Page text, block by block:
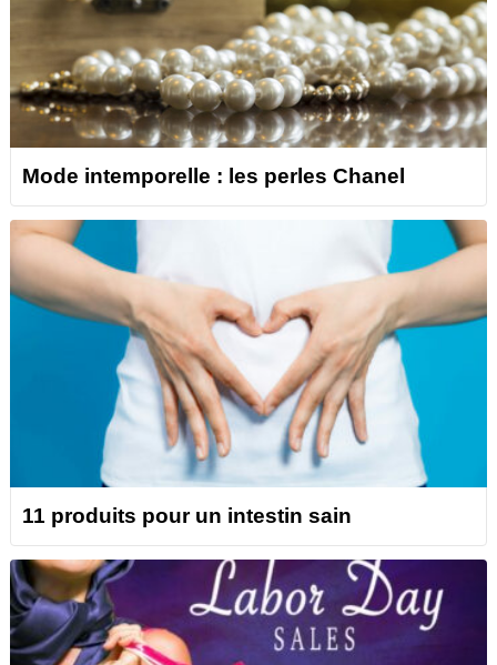
Mode intemporelle : les perles Chanel
11 produits pour un intestin sain